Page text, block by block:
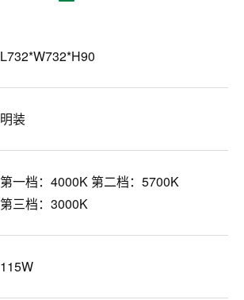
L732*W732*H90
明装
第一档：4000K 第二档：5700K
第三档：3000K
115W